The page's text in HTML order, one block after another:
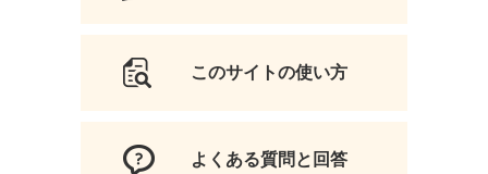
このサイトの使い方
よくある質問と回答